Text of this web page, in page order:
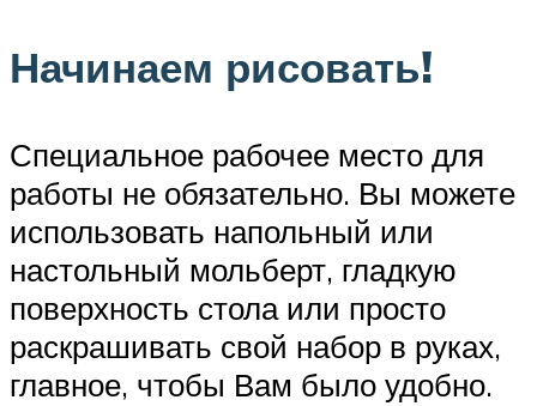
Начинаем рисовать!
Специальное рабочее место для
работы не обязательно. Вы можете
использовать напольный или
настольный мольберт, гладкую
поверхность стола или просто
раскрашивать свой набор в руках,
главное, чтобы Вам было удобно.